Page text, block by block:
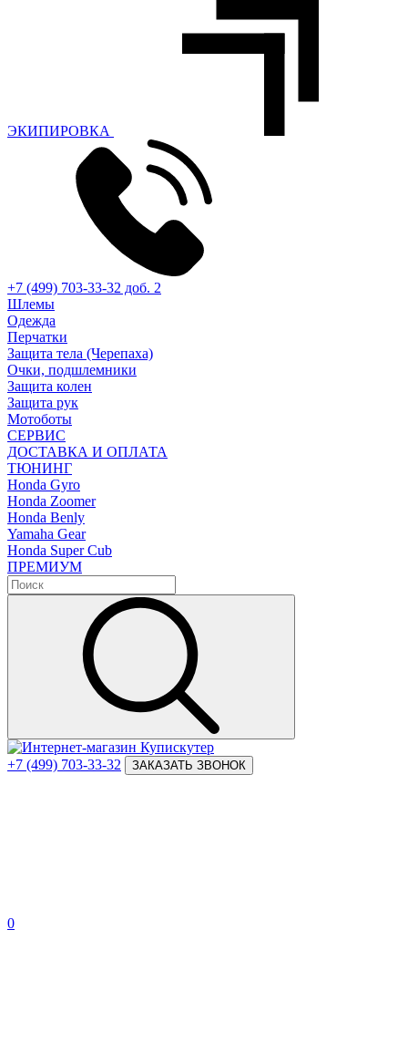
ЭКИПИРОВКА
+7 (499) 703-33-32 доб. 2
Шлемы
Одежда
Перчатки
Защита тела (Черепаха)
Очки, подшлемники
Защита колен
Защита рук
Мотоботы
СЕРВИС
ДОСТАВКА И ОПЛАТА
ТЮНИНГ
Honda Gyro
Honda Zoomer
Honda Benly
Yamaha Gear
Honda Super Cub
ПРЕМИУМ
+7 (499) 703-33-32 ЗАКАЗАТЬ ЗВОНОК
0